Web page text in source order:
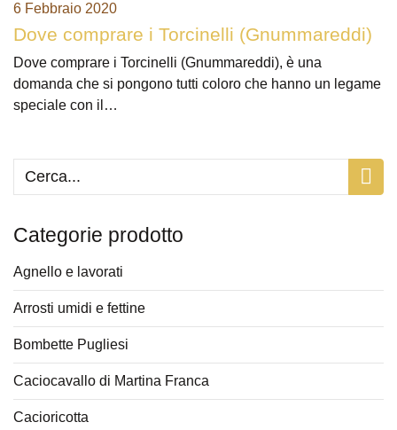
Categorie prodotto
Agnello e lavorati
Arrosti umidi e fettine
Bombette Pugliesi
Caciocavallo di Martina Franca
Cacioricotta
6 Febbraio 2020
Dove comprare i Torcinelli (Gnummareddi)
Dove comprare i Torcinelli (Gnummareddi), è una
domanda che si pongono tutti coloro che hanno un legame
speciale con il…